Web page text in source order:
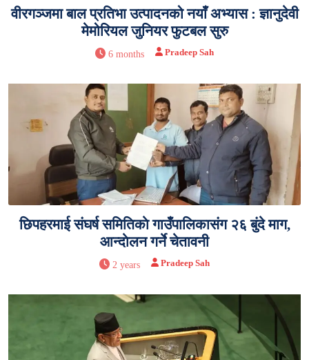
वीरगञ्जमा बाल प्रतिभा उत्पादनको नयाँ अभ्यास : ज्ञानुदेवी
मेमोरियल जुनियर फुटबल सुरु
6 months Pradeep Sah
छिपहरमाई संघर्ष समितिकाे गाउँपालिकासंग २६ बुंदे माग,
आन्दाेलन गर्ने चेतावनी
2 years Pradeep Sah